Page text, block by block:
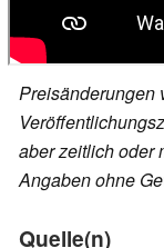
Preisänderungen
aber zeitlich oder
Angaben ohne
Quelle(n)